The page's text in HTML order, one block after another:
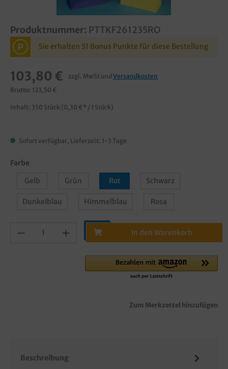
Produktnummer: PTTKF261235RO
P Sie erhalten 51 Bonus Punkte für diese Bestellung
103,80 € zzgl. MwSt und Versandkosten
Brutto: 123,50 €
Inhalt: 350 Stück (0,30 €* / 1 Stück)
Sofort verfügbar, Lieferzeit: 1-3 Tage
Farbe
Gelb
Grün Rot Schwarz
Dunkelblau Himmelblau Rosa
In den Warenkorb
Zum Merkzettel hinzufügen
Beschreibung